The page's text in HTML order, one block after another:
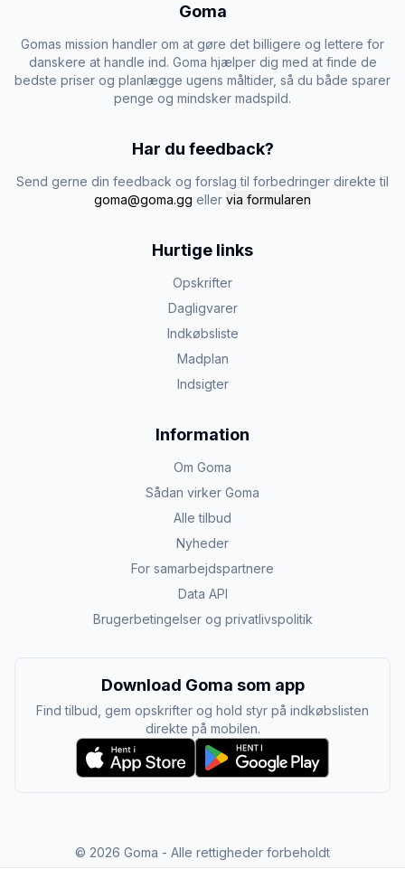
Goma
Gomas mission handler om at gøre det billigere og lettere for
danskere at handle ind. Goma hjælper dig med at finde de
bedste priser og planlægge ugens måltider, så du både sparer
penge og mindsker madspild.
Har du feedback?
Send gerne din feedback og forslag til forbedringer direkte til
goma@goma.gg eller via formularen
Hurtige links
Opskrifter
Dagligvarer
Indkøbsliste
Madplan
Indsigter
Information
Om Goma
Sådan virker Goma
Alle tilbud
Nyheder
For samarbejdspartnere
Data API
Brugerbetingelser og privatlivspolitik
Download Goma som app
Find tilbud, gem opskrifter og hold styr på indkøbslisten
direkte på mobilen.
© 2026 Goma - Alle rettigheder forbeholdt